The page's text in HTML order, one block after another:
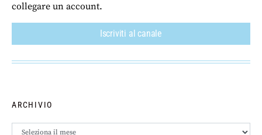
collegare un account.
Iscriviti al canale
ARCHIVIO
Archivio